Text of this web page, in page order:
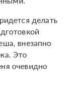
делать
внезапно
Это
очевидно